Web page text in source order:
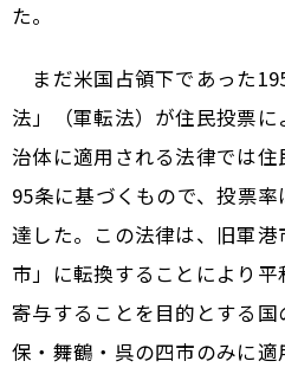
た。
まだ米国占領下であった
法」（軍転法）が住民投票
治体に適用される法律では
95条に基づくもので、投票
達した。この法律は、旧軍
市」に転換することにより
寄与することを目的とする
保・舞鶴・呉の四市のみに